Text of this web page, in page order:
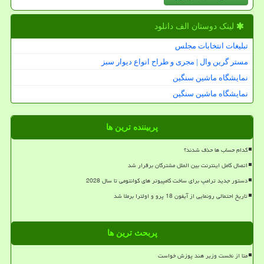
لینک دوستان الف دانلود
تبلیغات انتخابات مجلس
مستر گرین وال | مجری و طراح انواع دیوار سبز
نمایشگاه ماشین سنگین
نمایشگاه ماشین سنگین
پربیننده ترین ها
کدام حساب ها حذف شدند؟
اتصال کامل اینترنت بین الملل مشترکان برقرار شد
دستور جدید ترامپ برای ساخت کامپیوتر های کوانتومی تا سال 2028
تاریخ احتمالی رونمایی از آیفون 18 پرو و اولترا برملا شد
پربحث ترین ها
متا از نخست وزیر هند پوزش خواست